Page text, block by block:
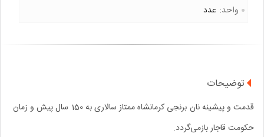
واحد: عدد
توضیحات
قدمت و پیشینه نان برنجی کرمانشاه ممتاز سالاری به 150 سال پیش و زمان
حکومت قاجار بازمی‌گردد.